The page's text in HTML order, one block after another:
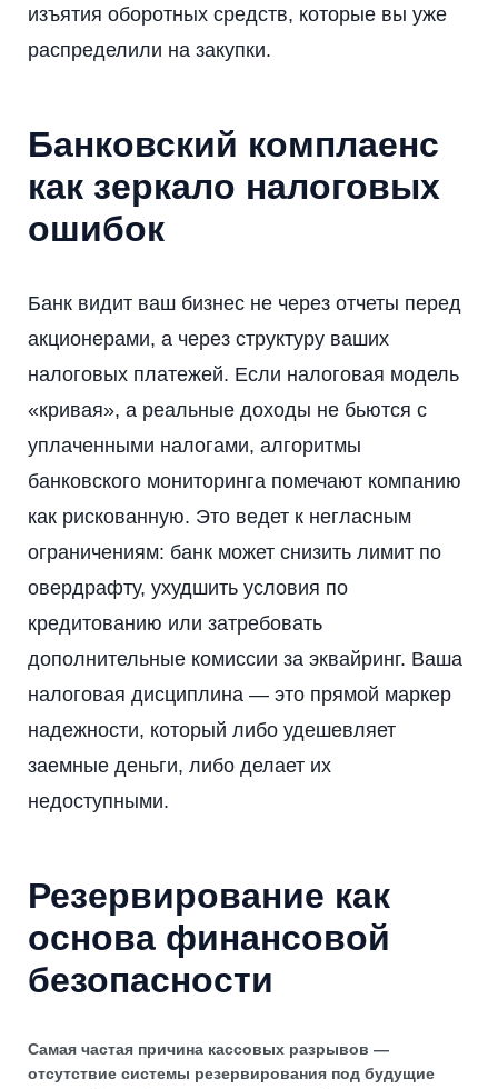
изъятия оборотных средств, которые вы уже
распределили на закупки.
Банковский комплаенс
как зеркало налоговых
ошибок
Банк видит ваш бизнес не через отчеты перед
акционерами, а через структуру ваших
налоговых платежей. Если налоговая модель
«кривая», а реальные доходы не бьются с
уплаченными налогами, алгоритмы
банковского мониторинга помечают компанию
как рискованную. Это ведет к негласным
ограничениям: банк может снизить лимит по
овердрафту, ухудшить условия по
кредитованию или затребовать
дополнительные комиссии за эквайринг. Ваша
налоговая дисциплина — это прямой маркер
надежности, который либо удешевляет
заемные деньги, либо делает их
недоступными.
Резервирование как
основа финансовой
безопасности
Самая частая причина кассовых разрывов —
отсутствие системы резервирования под будущие